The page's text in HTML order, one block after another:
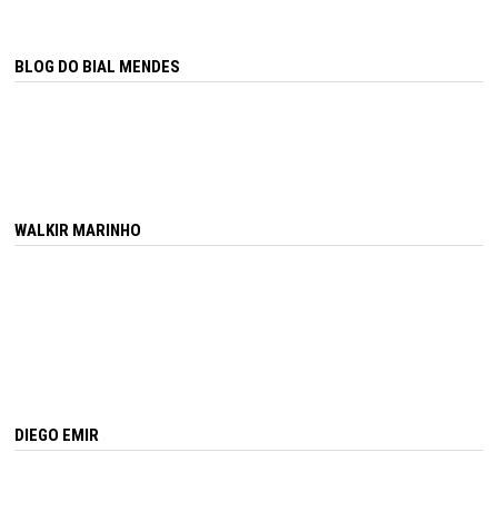
BLOG DO BIAL MENDES
WALKIR MARINHO
DIEGO EMIR